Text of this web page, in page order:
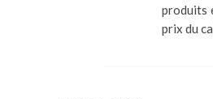
produits
prix du